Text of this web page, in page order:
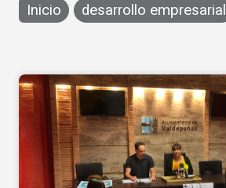
Inicio desarrollo empresarial